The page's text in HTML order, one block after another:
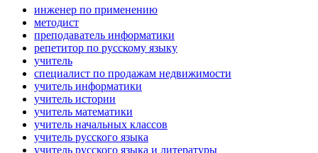
инженер по применению
методист
преподаватель информатики
репетитор по русскому языку
учитель
специалист по продажам недвижимости
учитель информатики
учитель истории
учитель математики
учитель начальных классов
учитель русского языка
учитель русского языка и литературы